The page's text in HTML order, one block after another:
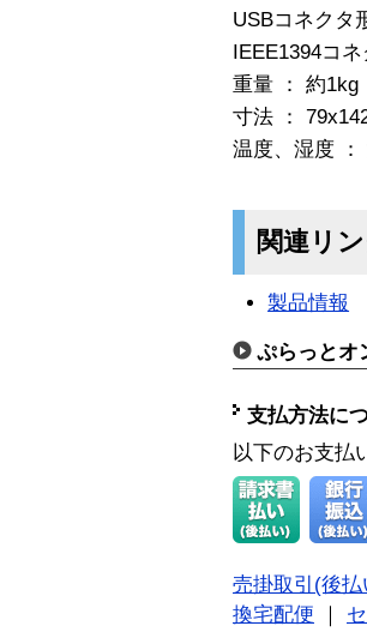
USBコネクタ
IEEE1394コ
重量 ： 約1kg
寸法 ：
温度、湿度
関連リ
製品情報
ぷらっとオ
支払方法に
以下のお支払
売掛取引(後払
換宅配便